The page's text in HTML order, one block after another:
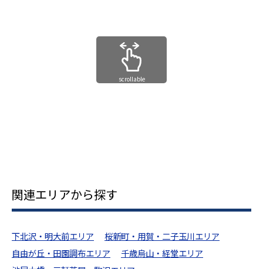
scrollable
関連エリアから探す
下北沢・明大前エリア
桜新町・用賀・二子玉川エリア
自由が丘・田園調布エリア
千歳烏山・経堂エリア